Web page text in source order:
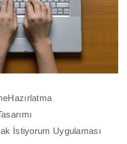
Hazırlatma
İstiyorum Uygulaması